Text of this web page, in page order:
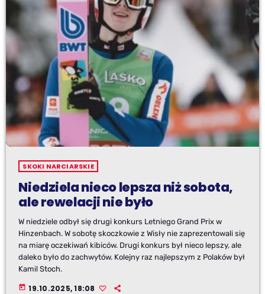
SKOKI NARCIARSKIE
Niedziela nieco lepsza niż sobota,
ale rewelacji nie było
W niedziele odbył się drugi konkurs Letniego Grand Prix w
Hinzenbach. W sobotę skoczkowie z Wisły nie zaprezentowali się
na miarę oczekiwań kibiców. Drugi konkurs był nieco lepszy, ale
daleko było do zachwytów. Kolejny raz najlepszym z Polaków był
Kamil Stoch.
today 19.10.2025, 18:08